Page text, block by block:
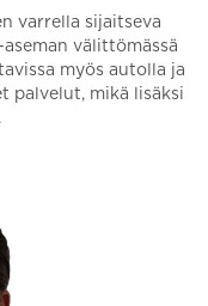
varrella sijaitseva
välittömässä
myös autolla ja
palvelut, mikä lisäksi